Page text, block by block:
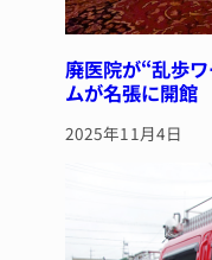
廃医院が“乱歩
ムが名張に開
2025年11月4日